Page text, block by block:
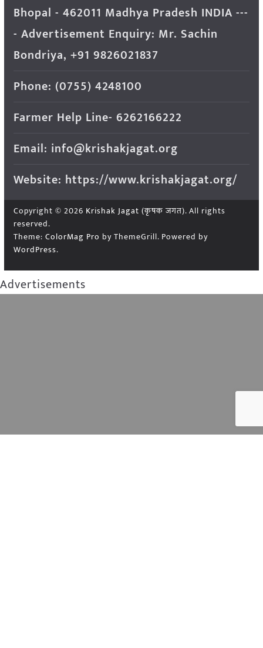
Bhopal - 462011 Madhya Pradesh INDIA ---
- Advertisement Enquiry: Mr. Sachin
Bondriya, +91 9826021837
Phone: (0755) 4248100
Farmer Help Line- 6262166222
Email: info@krishakjagat.org
Website: https://www.krishakjagat.org/
Copyright © 2026 Krishak Jagat (कृषक जगत). All rights
reserved.
Theme: ColorMag Pro by ThemeGrill. Powered by
WordPress.
Advertisements